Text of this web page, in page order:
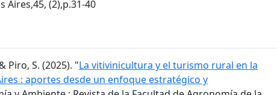
Aires,45, (2),p.31-40
Piro, S. (2025). "La vitivinicultura y el turismo rural en la
: aportes desde un enfoque estratégico y